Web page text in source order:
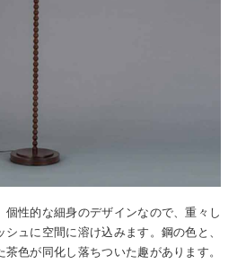
性的な細身のデザインなので、重々し
ュに空間に溶け込みます。鋼の色と、
色が同化し落ちついた趣があります。